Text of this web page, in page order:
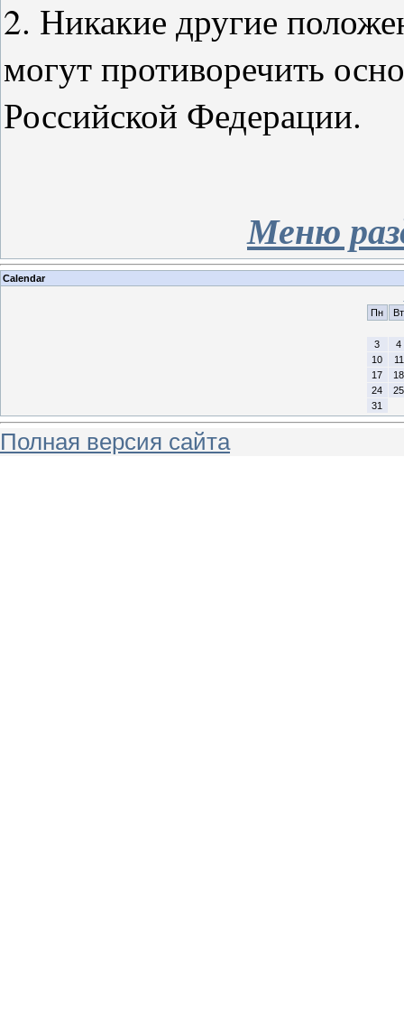
2. Никакие другие
могут противоречить
Российской Федерации.
Меню
Calendar
Пн
Вт
3
4
10
11
17
18
24
25
31
Полная версия сайта